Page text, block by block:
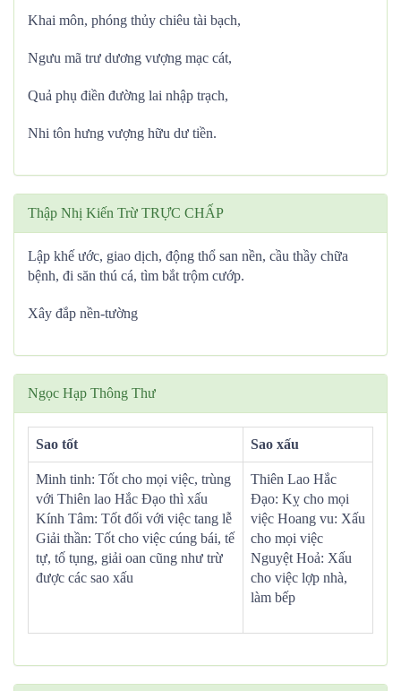
Khai môn, phóng thủy chiêu tài bạch,
Ngưu mã trư dương vượng mạc cát,
Quả phụ điền đường lai nhập trạch,
Nhi tôn hưng vượng hữu dư tiền.
Thập Nhị Kiến Trừ TRỰC CHẤP
Lập khế ước, giao dịch, động thổ san nền, cầu thầy chữa
bệnh, đi săn thú cá, tìm bắt trộm cướp.
Xây đắp nền-tường
Ngọc Hạp Thông Thư
Sao tốt Sao xấu
Minh tinh: Tốt cho mọi việc, trùng
với Thiên lao Hắc Đạo thì xấu
Kính Tâm: Tốt đối với việc tang lễ
Giải thần: Tốt cho việc cúng bái, tế
tự, tố tụng, giải oan cũng như trừ
được các sao xấu
Thiên Lao Hắc
Đạo: Kỵ cho mọi
việc Hoang vu: Xấu
cho mọi việc
Nguyệt Hoả: Xấu
cho việc lợp nhà,
làm bếp